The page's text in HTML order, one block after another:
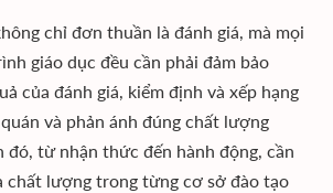
chỉ đơn thuần là đánh giá, mà mọi
giáo dục đều cần phải đảm bảo
của đánh giá, kiểm định và xếp hạng
và phản ánh đúng chất lượng
đó, từ nhận thức đến hành động, cần
chất lượng trong từng cơ sở đào tạo